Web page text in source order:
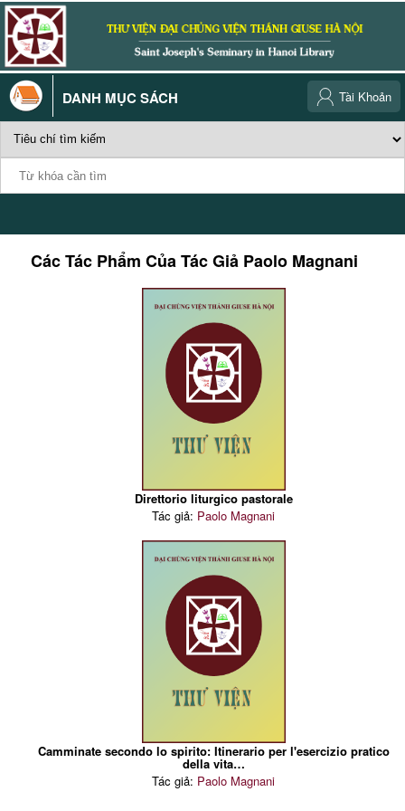
DANH MỤC SÁCH Tài Khoản
Các Tác Phẩm Của Tác Giả Paolo Magnani
Direttorio liturgico pastorale
Tác giả: Paolo Magnani
Camminate secondo lo spirito: Itinerario per l'esercizio pratico
della vita…
Tác giả: Paolo Magnani